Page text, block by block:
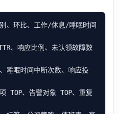
、环比、工作/休息/睡眠时间
、响应比例、未认领故障数
睡眠时间中断次数、响应投
TOP、告警对象 TOP、重复